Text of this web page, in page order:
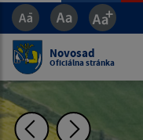
Novosad
Oficiálna stránka